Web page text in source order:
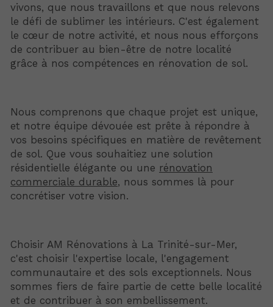
vivons, que nous travaillons et que nous relevons
le défi de sublimer les intérieurs. C'est également
le cœur de notre activité, et nous nous efforçons
de contribuer au bien-être de notre localité
grâce à nos compétences en rénovation de sol.
Nous comprenons que chaque projet est unique,
et notre équipe dévouée est prête à répondre à
vos besoins spécifiques en matière de revêtement
de sol. Que vous souhaitiez une solution
résidentielle élégante ou une rénovation
commerciale durable, nous sommes là pour
concrétiser votre vision.
Choisir AM Rénovations à La Trinité-sur-Mer,
c'est choisir l'expertise locale, l'engagement
communautaire et des sols exceptionnels. Nous
sommes fiers de faire partie de cette belle localité
et de contribuer à son embellissement.